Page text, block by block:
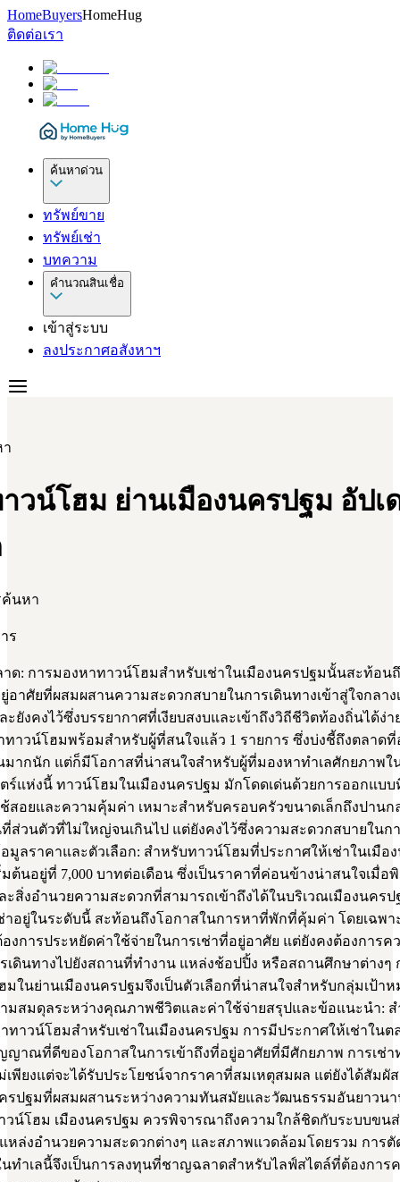
HomeBuyersHomeHug
ติดต่อเรา
ค้นหาด่วน
ทรัพย์ขาย
ทรัพย์เช่า
บทความ
คำนวณสินเชื่อ
เข้าสู่ระบบ
ลงประกาศอสังหาฯ
วน์โฮม ย่านเมืองนครปฐม อัปเ
นหา
ร
ด: การมองหาทาวน์โฮมสำหรับเช่าในเมืองนครปฐมนั้นสะท้อน
อาศัยที่ผสมผสานความสะดวกสบายในการเดินทางเข้าสู่ใจกลาง
ยังคงไว้ซึ่งบรรยากาศที่เงียบสงบและเข้าถึงวิถีชีวิตท้องถิ่นได้ง่
ทาวน์โฮมพร้อมสำหรับผู้ที่สนใจแล้ว 1 รายการ ซึ่งบ่งชี้ถึงตลาดที่
ากนัก แต่ก็มีโอกาสที่น่าสนใจสำหรับผู้ที่มองหาทำเลศักยภาพใ
ร์แห่งนี้ ทาวน์โฮมในเมืองนครปฐม มักโดดเด่นด้วยการออกแบบ
สอยและความคุ้มค่า เหมาะสำหรับครอบครัวขนาดเล็กถึงปานก
ส่วนตัวที่ไม่ใหญ่จนเกินไป แต่ยังคงไว้ซึ่งความสะดวกสบายในก
มูลราคาและตัวเลือก: สำหรับทาวน์โฮมที่ประกาศให้เช่าในเมือ
มต้นอยู่ที่ 7,000 บาทต่อเดือน ซึ่งเป็นราคาที่ค่อนข้างน่าสนใจเมื่อ
ะสิ่งอำนวยความสะดวกที่สามารถเข้าถึงได้ในบริเวณเมืองนคร
าอยู่ในระดับนี้ สะท้อนถึงโอกาสในการหาที่พักที่คุ้มค่า โดยเฉพา
งการประหยัดค่าใช้จ่ายในการเช่าที่อยู่อาศัย แต่ยังคงต้องการค
เดินทางไปยังสถานที่ทำงาน แหล่งช้อปปิ้ง หรือสถานศึกษาต่างๆ
มในย่านเมืองนครปฐมจึงเป็นตัวเลือกที่น่าสนใจสำหรับกลุ่มเป้า
มสมดุลระหว่างคุณภาพชีวิตและค่าใช้จ่ายสรุปและข้อแนะนำ:
ทาวน์โฮมสำหรับเช่าในเมืองนครปฐม การมีประกาศให้เช่าใน
ญาณที่ดีของโอกาสในการเข้าถึงที่อยู่อาศัยที่มีศักยภาพ การเช่า
เพียงแต่จะได้รับประโยชน์จากราคาที่สมเหตุสมผล แต่ยังได้สัมผั
รปฐมที่ผสมผสานระหว่างความทันสมัยและวัฒนธรรมอันยาวน
วน์โฮม เมืองนครปฐม ควรพิจารณาถึงความใกล้ชิดกับระบบขน
หล่งอำนวยความสะดวกต่างๆ และสภาพแวดล้อมโดยรวม การตั
ทำเลนี้จึงเป็นการลงทุนที่ชาญฉลาดสำหรับไลฟ์สไตล์ที่ต้องการ